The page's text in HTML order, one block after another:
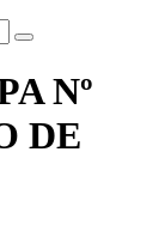
Nº
DE